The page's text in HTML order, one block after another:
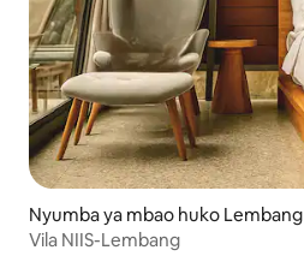
Nyumba ya mbao huko Lembang
Vila NIIS-Lembang